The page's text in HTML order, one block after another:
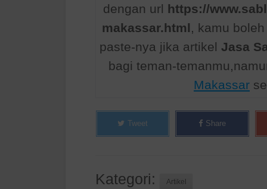
dengan url https://
makassar.html, kamu
paste-nya jika artikel Jasa
bagi teman-
Makassar
Tweet Share
Kategori: Artikel